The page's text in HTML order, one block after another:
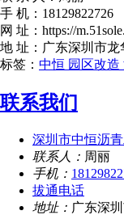
手 机：18129822726
网 址：https://
地 址：广东深圳市
标签： 中恒 园区改造
联系我们
深圳市中恒沥
联系人： 周丽
手机：
拔通电话
地址： 广东深